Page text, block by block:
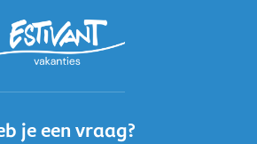
je een vraag?